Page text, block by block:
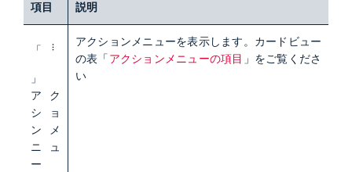
項目 説明
「
」
アク
ショ
ンメ
ニュ
ー
アクションメニューを表示します。カードビュー
の表「 アクションメニューの項目 」をご覧くださ
い